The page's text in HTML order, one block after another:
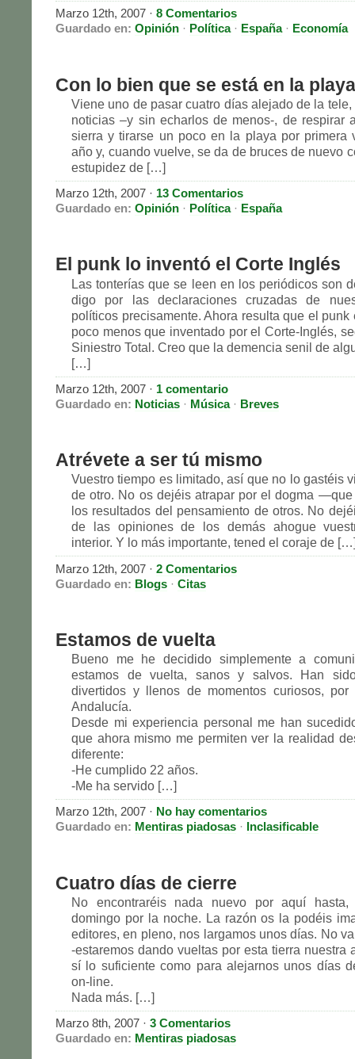
Marzo 12th, 2007 · 8 Comentarios
Guardado en: Opinión · Política· España· Economía
Con lo bien que se está en la playa
Viene uno de pasar cuatro días alejado de la
noticias –y sin echarlos de menos-, de respirar
sierra y tirarse un poco en la playa por primera
año y, cuando vuelve, se da de bruces de nuevo
estupidez de […]
Marzo 12th, 2007 · 13 Comentarios
Guardado en: Opinión · Política· España
El punk lo inventó el Corte Inglés
Las tonterías que se leen en los periódicos son
digo por las declaraciones cruzadas de
políticos precisamente. Ahora resulta que el punk
poco menos que inventado por el Corte-Inglés,
Siniestro Total. Creo que la demencia senil de
[…]
Marzo 12th, 2007 · 1 comentario
Guardado en: Noticias · Música· Breves
Atrévete a ser tú mismo
Vuestro tiempo es limitado, así que no lo gastéis
de otro. No os dejéis atrapar por el dogma
los resultados del pensamiento de otros. No
de las opiniones de los demás ahogue
interior. Y lo más importante, tened el coraje de
Marzo 12th, 2007 · 2 Comentarios
Guardado en: Blogs · Citas
Estamos de vuelta
Bueno me he decidido simplemente a
estamos de vuelta, sanos y salvos. Han
divertidos y llenos de momentos curiosos, por
Andalucía.
Desde mi experiencia personal me han
que ahora mismo me permiten ver la realidad
diferente:
-He cumplido 22 años.
-Me ha servido […]
Marzo 12th, 2007 · No hay comentarios
Guardado en: Mentiras piadosas · Inclasificable
Cuatro días de cierre
No encontraréis nada nuevo por aquí
domingo por la noche. La razón os la podéis
editores, en pleno, nos largamos unos días. No
-estaremos dando vueltas por esta tierra nuestra
sí lo suficiente como para alejarnos unos días
on-line.
Nada más. […]
Marzo 8th, 2007 · 3 Comentarios
Guardado en: Mentiras piadosas